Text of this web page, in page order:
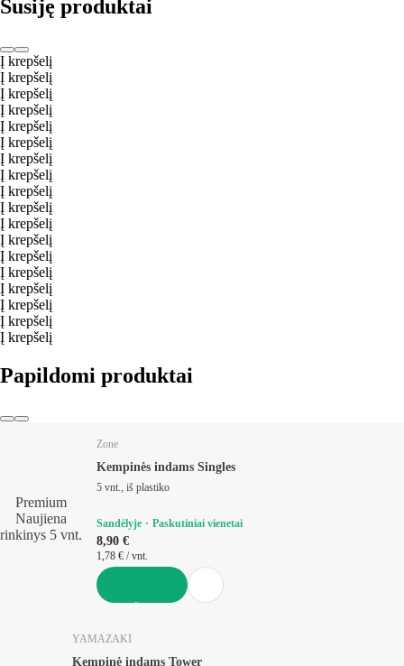
Susiję produktai
Į krepšelį
Į krepšelį
Į krepšelį
Į krepšelį
Į krepšelį
Į krepšelį
Į krepšelį
Į krepšelį
Į krepšelį
Į krepšelį
Į krepšelį
Į krepšelį
Į krepšelį
Į krepšelį
Į krepšelį
Į krepšelį
Į krepšelį
Į krepšelį
Papildomi produktai
Premium
Naujiena
rinkinys 5 vnt.
Zone
Kempinės indams Singles
5 vnt., iš plastiko
Sandėlyje Paskutiniai vienetai
8,90 €
1,78 € / vnt.
YAMAZAKI
Kempinė indams Tower